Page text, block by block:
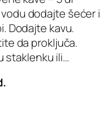
dodajte šećer i
Dodajte kavu.
da proključa.
staklenku ili…